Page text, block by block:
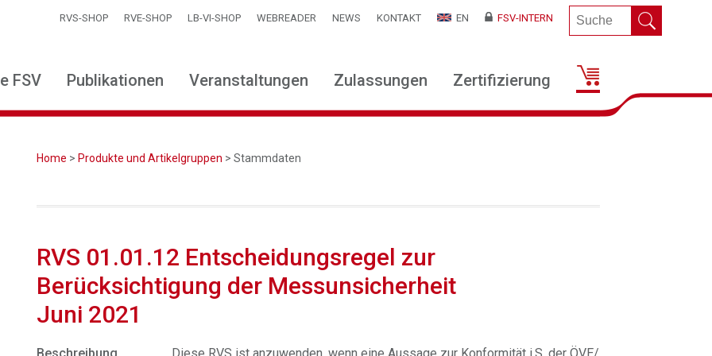
RVS-SHOP RVE-SHOP LB-VI-SHOP WEBREADER NEWS KONTAKT EN FSV-INTERN
FSV Publikationen Veranstaltungen Zulassungen Zertifizierung
Home > Produkte und Artikelgruppen > Stammdaten
RVS 01.01.12 Entscheidungsregel zur
Berücksichtigung der Messunsicherheit
Juni 2021